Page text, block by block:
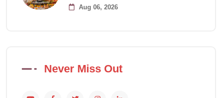
Aug 06, 2026
Never Miss Out